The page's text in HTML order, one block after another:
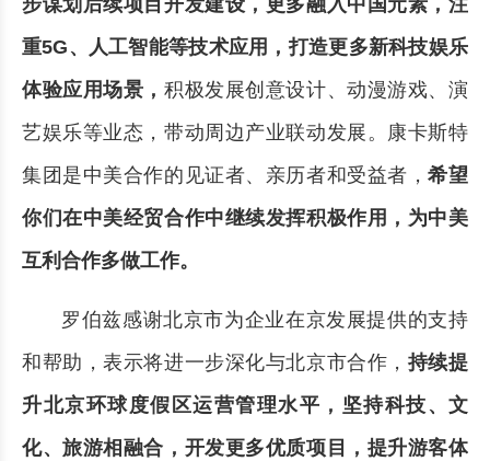
步谋划后续项目开发建设，更多融入中国元素，注
重5G、人工智能等技术应用，打造更多新科技娱乐
体验应用场景， 积极发展创意设计、动漫游戏、演
艺娱乐等业态，带动周边产业联动发展。康卡斯特
集团是中美合作的见证者、亲历者和受益者，希望
你们在中美经贸合作中继续发挥积极作用，为中美
互利合作多做工作。
罗伯兹感谢北京市为企业在京发展提供的支持
和帮助，表示将进一步深化与北京市合作， 持续提
升北京环球度假区运营管理水平，坚持科技、文
化、旅游相融合，开发更多优质项目，提升游客体